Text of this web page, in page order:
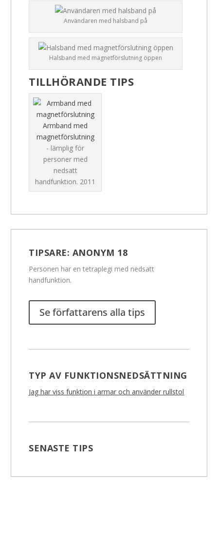
Användaren med halsband på
Halsband med magnetförslutning öppen
TILLHÖRANDE TIPS
Armband med
magnetförslutning
- lämplig för
personer med
nedsatt
handfunktion. 2011
TIPSARE: ANONYM 18
Personen har en tetraplegi med nedsatt
handfunktion.
Se författarens alla tips
TYP AV FUNKTIONSNEDSÄTTNING
Jag har viss funktion i armar och använder rullstol
SENASTE TIPS